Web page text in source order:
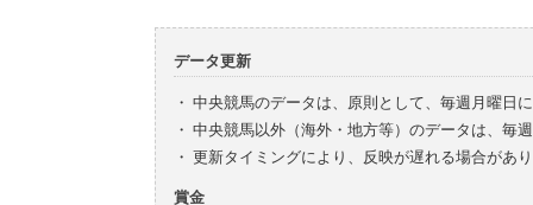
データ更新
・ 中央競馬のデータは、原則として、毎週月曜日
・ 中央競馬以外（海外・地方等）のデータは、毎
・ 更新タイミングにより、反映が遅れる場合があ
賞金